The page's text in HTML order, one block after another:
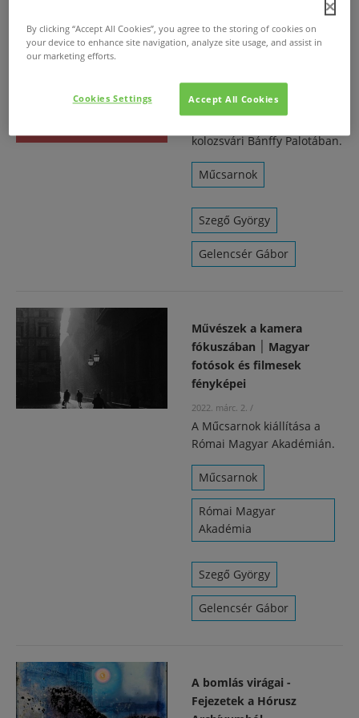
fókuszában
2022. máj. 12. /
kolozsvári Bánffy Palotában.
Műcsarnok
Szegő György
Gelencsér Gábor
Művészek a kamera
fókuszában ׀ Magyar
fotósok és filmesek
fényképei
2022. márc. 2. /
A Műcsarnok kiállítása a
Római Magyar Akadémián.
Műcsarnok
Római Magyar
Akadémia
Szegő György
Gelencsér Gábor
A bomlás virágai -
Fejezetek a Hórusz
By clicking “Accept All Cookies”, you agree to the storing of cookies on
your device to enhance site navigation, analyze site usage, and assist in
our marketing efforts.
Accept All Cookies
Cookies Settings